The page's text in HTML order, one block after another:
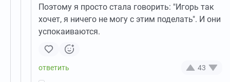
Поэтому я просто стала говорить: "Игорь так
хочет, я ничего не могу с этим поделать". И они
успокаиваются.
43